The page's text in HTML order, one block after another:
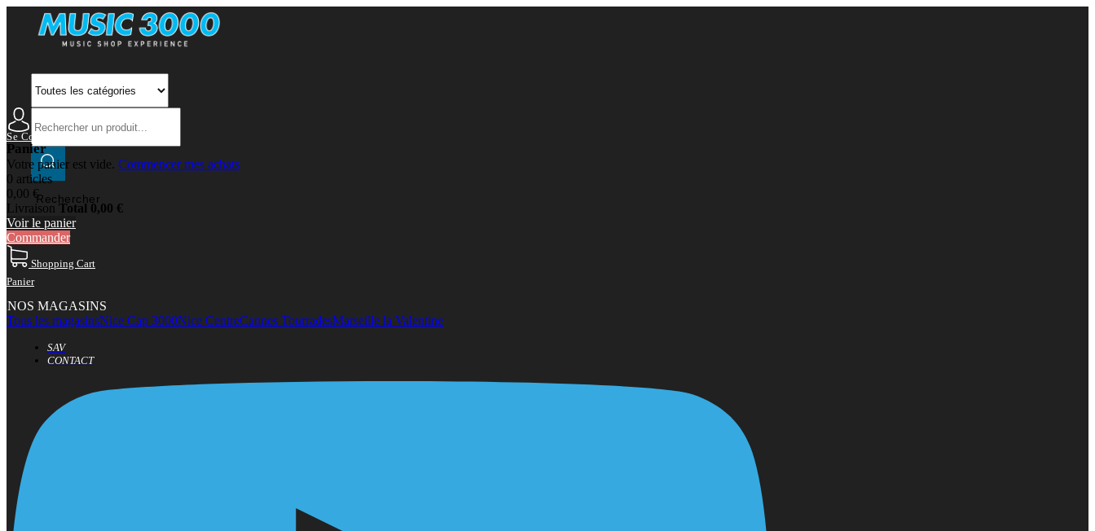
Rechercher
Se Connecter Mon Compte
Panier
Votre panier est vide. Commencer mes achats
0 articles
0,00 €
Livraison Total 0,00 €
Voir le panier
Commander
Shopping Cart
Panier
NOS MAGASINS
Tous les magasinsNice Cap 3000Nice CentreCannes TourradesMarseille la Valentine
SAV
CONTACT